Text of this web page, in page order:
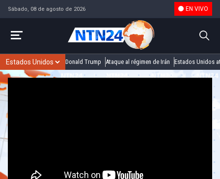
Sábado, 08 de agosto de 2026 EN VIVO
Donald Trump Ataque al régimen de Irán Estados Unidos